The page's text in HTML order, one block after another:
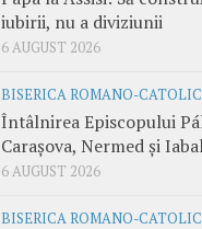
iubirii, nu a diviziunii
6 AUGUST 2026
BISERICA ROMANO-
Întâlnirea Episcopului
Carașova, Nermed și
6 AUGUST 2026
BISERICA ROMANO-